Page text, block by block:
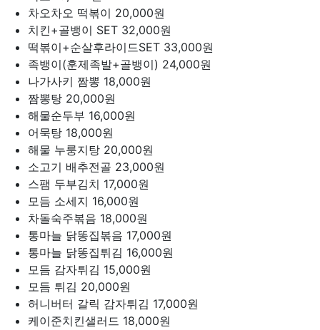
차오차오 떡볶이 20,000원
치킨+골뱅이 SET 32,000원
떡볶이+순살후라이드SET 33,000원
족뱅이(훈제족발+골뱅이) 24,000원
나가사키 짬뽕 18,000원
짬뽕탕 20,000원
해물순두부 16,000원
어묵탕 18,000원
해물 누룽지탕 20,000원
소고기 배추전골 23,000원
스팸 두부김치 17,000원
모듬 소세지 16,000원
차돌숙주볶음 18,000원
통마늘 닭똥집볶음 17,000원
통마늘 닭똥집튀김 16,000원
모듬 감자튀김 15,000원
모듬 튀김 20,000원
허니버터 갈릭 감자튀김 17,000원
케이준치킨샐러드 18,000원